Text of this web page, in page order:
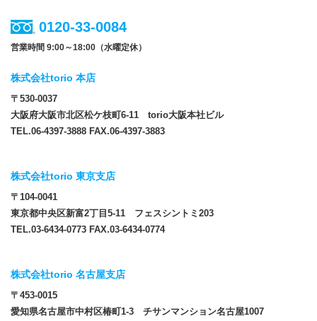
0120-33-0084
営業時間 9:00～18:00（水曜定休）
株式会社torio 本店
〒530-0037
大阪府大阪市北区松ケ枝町6-11 torio大阪本社ビル
TEL.06-4397-3888 FAX.06-4397-3883
株式会社torio 東京支店
〒104-0041
東京都中央区新富2丁目5-11 フェスシントミ203
TEL.03-6434-0773 FAX.03-6434-0774
株式会社torio 名古屋支店
〒453-0015
愛知県名古屋市中村区椿町1-3 チサンマンション名古屋1007